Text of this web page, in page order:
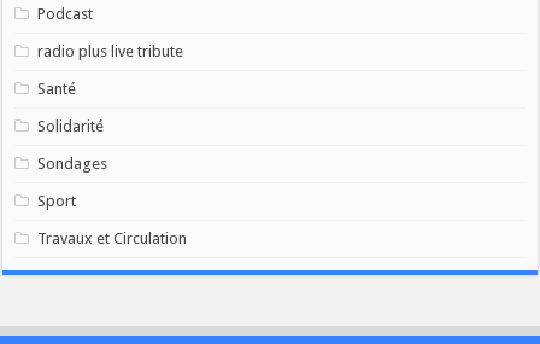
Podcast
radio plus live tribute
Santé
Solidarité
Sondages
Sport
Travaux et Circulation